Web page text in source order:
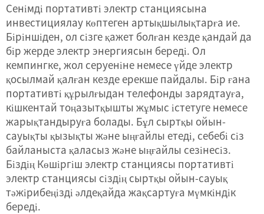
Сенімді портативті электр станциясына
инвестициялау көптеген артықшылықтарға ие.
Біріншіден, ол сізге қажет болған кезде қандай да
бір жерде электр энергиясын береді. Ол
кемпингке, жол серуеніне немесе үйде электр
қосылмай қалған кезде ерекше пайдалы. Бір ғана
портативті құрылғыдан телефонды зарядтауға,
кішкентай тоңазытқышты жұмыс істетуге немесе
жарықтандыруға болады. Бұл сыртқы ойын-
сауықты қызықты және ыңғайлы етеді, себебі сіз
байланыста қаласыз және ыңғайлы сезінесіз.
Біздің Көшіргіш электр станциясы портативті
электр станциясы сіздің сыртқы ойын-сауық
тәжірибеңізді әлдеқайда жақсартуға мүмкіндік
береді.